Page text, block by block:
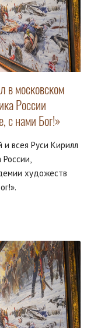
в московском
России
с нами Бог!»
всея Руси Кирилл
художеств